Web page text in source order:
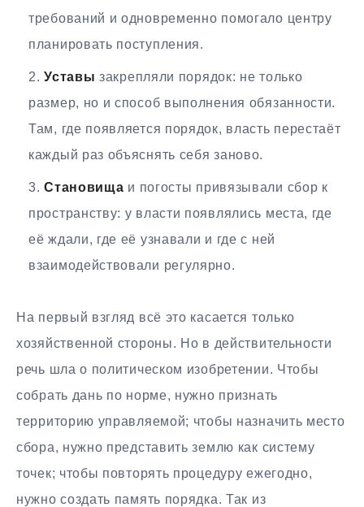
требований и одновременно помогало центру
планировать поступления.
Уставы закрепляли порядок: не только
размер, но и способ выполнения обязанности.
Там, где появляется порядок, власть перестаёт
каждый раз объяснять себя заново.
Становища и погосты привязывали сбор к
пространству: у власти появлялись места, где
её ждали, где её узнавали и где с ней
взаимодействовали регулярно.
На первый взгляд всё это касается только
хозяйственной стороны. Но в действительности
речь шла о политическом изобретении. Чтобы
собрать дань по норме, нужно признать
территорию управляемой; чтобы назначить место
сбора, нужно представить землю как систему
точек; чтобы повторять процедуру ежегодно,
нужно создать память порядка. Так из